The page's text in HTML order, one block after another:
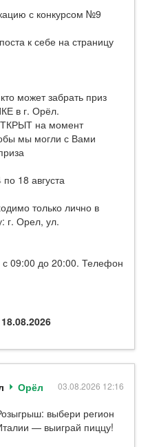
с конкурсом №9
к себе на страницу
может забрать приз
в г. Орёл.
на момент
мы могли с Вами
18 августа
только лично в
г. Орел, ул.
09:00 до 20:00. Телефон
Орёл 03.08.2026 12:16
выбери регион
— выиграй пиццу!